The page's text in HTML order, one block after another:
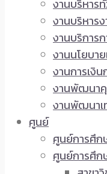
งานบริหารทั่
งานบริหาร
งานบริการ
งานนโยบา
งานการเงิ
งานพัฒนา
งานพัฒนาเ
ศูนย์
ศูนย์การศึก
ศูนย์การศึก